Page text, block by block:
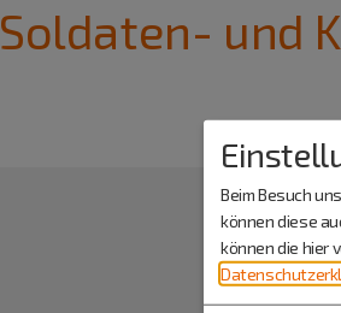
Soldaten- und
Beim Besuch
können diese
können die hier